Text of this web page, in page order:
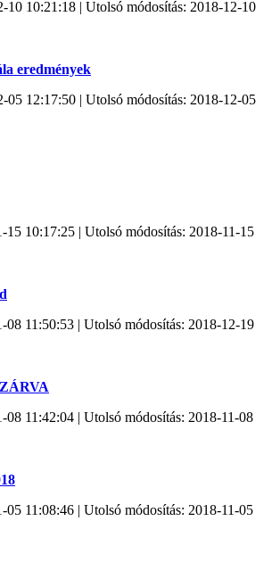
10 10:21:18 | Utolsó módosítás: 2018-12-10
eredmények
05 12:17:50 | Utolsó módosítás: 2018-12-05
15 10:17:25 | Utolsó módosítás: 2018-11-15
08 11:50:53 | Utolsó módosítás: 2018-12-19
ZÁRVA
08 11:42:04 | Utolsó módosítás: 2018-11-08
05 11:08:46 | Utolsó módosítás: 2018-11-05